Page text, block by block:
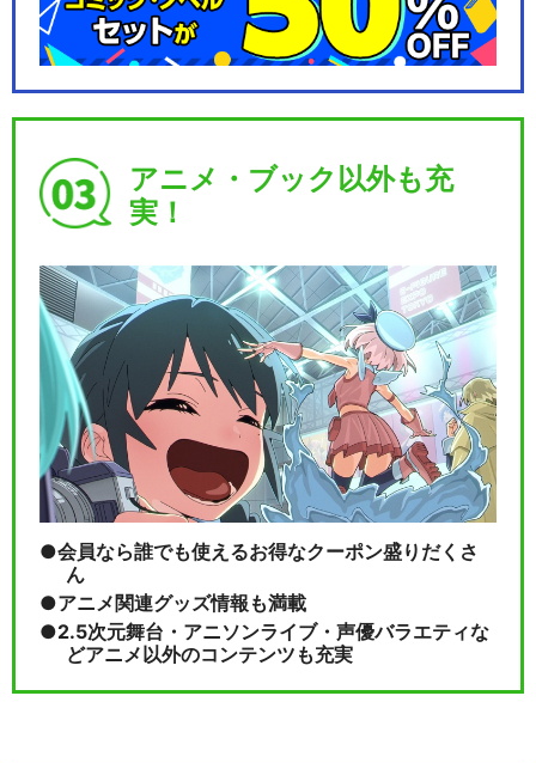
アニメ・ブック以外も充
実！
会員なら誰でも使えるお得なクーポン盛りだくさ
ん
アニメ関連グッズ情報も満載
2.5次元舞台・アニソンライブ・声優バラエティな
どアニメ以外のコンテンツも充実